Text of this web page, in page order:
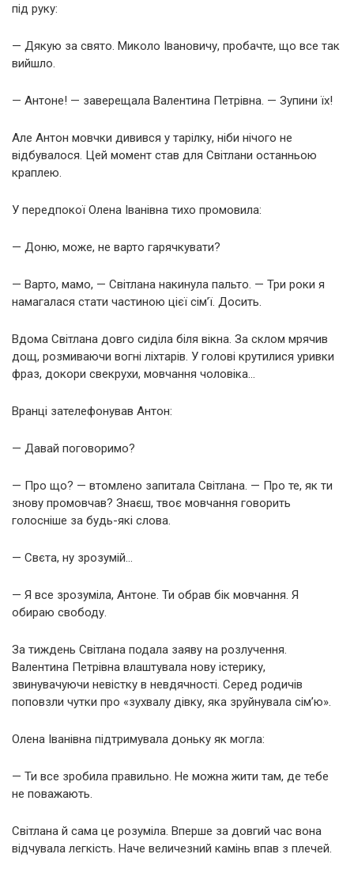
під руку:
— Дякую за свято. Миколо Івановичу, пробачте, що все так
вийшло.
— Антоне! — заверещала Валентина Петрівна. — Зупини їх!
Але Антон мовчки дивився у тарілку, ніби нічого не
відбувалося. Цей момент став для Світлани останньою
краплею.
У передпокої Олена Іванівна тихо промовила:
— Доню, може, не варто гарячкувати?
— Варто, мамо, — Світлана накинула пальто. — Три роки я
намагалася стати частиною цієї сім’ї. Досить.
Вдома Світлана довго сиділа біля вікна. За склом мрячив
дощ, розмиваючи вогні ліхтарів. У голові крутилися уривки
фраз, докори свекрухи, мовчання чоловіка…
Вранці зателефонував Антон:
— Давай поговоримо?
— Про що? — втомлено запитала Світлана. — Про те, як ти
знову промовчав? Знаєш, твоє мовчання говорить
голосніше за будь-які слова.
— Свєта, ну зрозумій…
— Я все зрозуміла, Антоне. Ти обрав бік мовчання. Я
обираю свободу.
За тиждень Світлана подала заяву на розлучення.
Валентина Петрівна влаштувала нову істерику,
звинувачуючи невістку в невдячності. Серед родичів
поповзли чутки про «зухвалу дівку, яка зруйнувала сім’ю».
Олена Іванівна підтримувала доньку як могла:
— Ти все зробила правильно. Не можна жити там, де тебе
не поважають.
Світлана й сама це розуміла. Вперше за довгий час вона
відчувала легкість. Наче величезний камінь впав з плечей.